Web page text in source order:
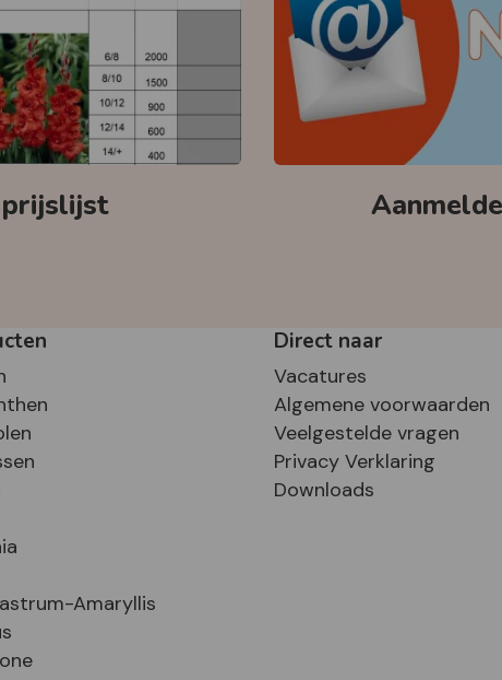
prijslijst
Amaryllis
Direct naar
Vacatures
Algemene voorwaarden
Veelgestelde vragen
Privacy Verklaring
Downloads